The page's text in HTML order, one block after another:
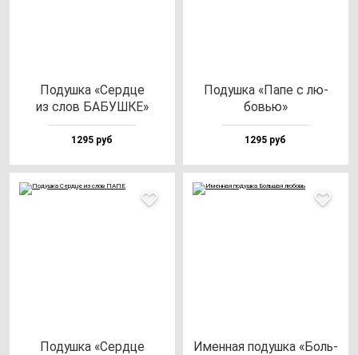
Подуш­ка «Сер­дце
из слов БАБУШКЕ»
1295 руб
Подуш­ка «Папе с лю­
бовью»
1295 руб
Подуш­ка «Сер­дце
Имен­ная по­душ­ка «Боль­